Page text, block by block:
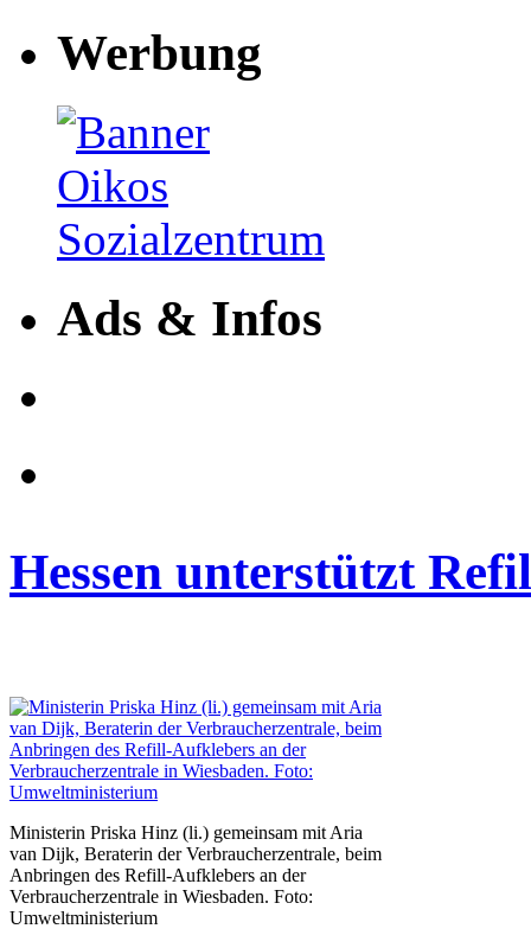
Werbung
Ads & Infos
Hessen unterstützt
Ministerin Priska Hinz (li.) gemeinsam mit Aria
van Dijk, Beraterin der Verbraucherzentrale, beim
Anbringen des Refill-Aufklebers an der
Verbraucherzentrale in Wiesbaden. Foto:
Umweltministerium